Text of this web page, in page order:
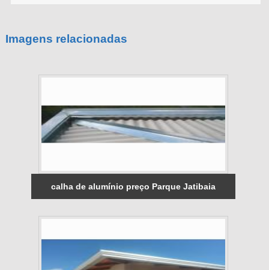
Imagens relacionadas
calha de alumínio preço Parque Jatibaia